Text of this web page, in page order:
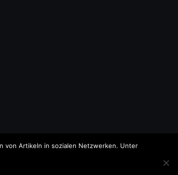
von Artikeln in sozialen Netzwerken. Unter